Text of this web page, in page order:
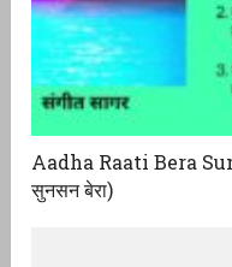
Aadha Raati Bera
सुनसन बेरा)